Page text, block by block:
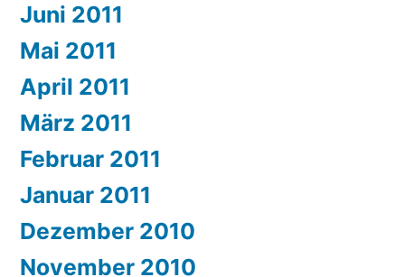
Juni 2011
Mai 2011
April 2011
März 2011
Februar 2011
Januar 2011
Dezember 2010
November 2010